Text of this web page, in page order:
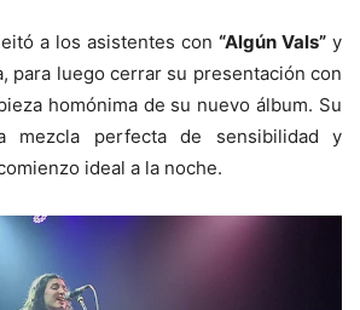
a los asistentes con “Algún Vals” y
para luego cerrar su presentación con
homónima de su nuevo álbum. Su
mezcla perfecta de sensibilidad y
ideal a la noche.